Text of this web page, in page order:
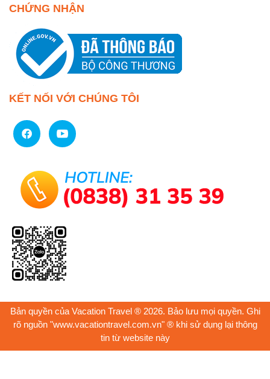
CHỨNG NHẬN
KẾT NỐI VỚI CHÚNG TÔI
Bản quyền của Vacation Travel ® 2026. Bảo lưu mọi quyền. Ghi
rõ nguồn "www.vacationtravel.com.vn" ® khi sử dụng lại thông
tin từ website này